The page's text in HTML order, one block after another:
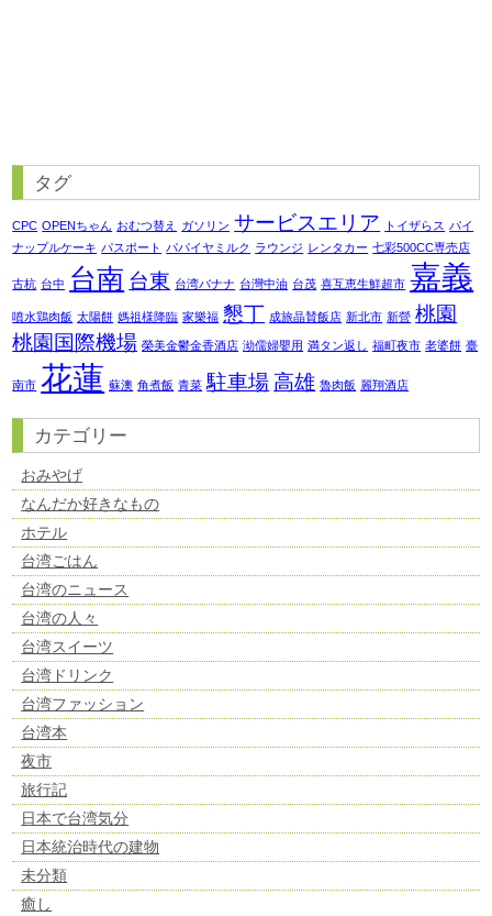
タグ
CPC OPENちゃん おむつ替え ガソリン サービスエリア トイザらス パイ
ナップルケーキ パスポート パパイヤミルク ラウンジ レンタカー 七彩500CC専売店
古杭 台中 台南 台東 台湾バナナ 台灣中油 台茂 喜互恵生鮮超市 嘉義
噴水鶏肉飯 太陽餅 媽祖様降臨 家樂福 懇丁 成旅晶賛飯店 新北市 新營 桃園
桃園国際機場 榮美金鬱金香酒店 泑儒婦嬰用 満タン返し 福町夜市 老婆餅 臺
南市 花蓮 蘇澳 角煮飯 青菜 駐車場 高雄 魯肉飯 麗翔酒店
カテゴリー
おみやげ
なんだか好きなもの
ホテル
台湾ごはん
台湾のニュース
台湾の人々
台湾スイーツ
台湾ドリンク
台湾ファッション
台湾本
夜市
旅行記
日本で台湾気分
日本統治時代の建物
未分類
癒し